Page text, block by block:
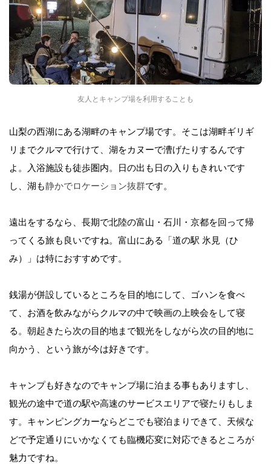
友人とキャンプ場を利用することも
山梨の西湖にある湖畔のキャンプ場です。そこは湖畔ギリギ
リまでクルマで行けて、湖をカヌーで漕げたりするんです
よ。入浴施設も徒歩圏内。日の出も日の入りもきれいです
し、湖も静かでロケーション抜群です。
遠出をするなら、長期で北陸の富山・石川・京都を回って帰
ってくる旅も良いですね。富山にある「道の駅 氷見（ひ
み）」は特におすすめです。
銭湯が併設しているところを目的地にして、ゴハンを食べ
て、お酒を飲みながらクルマの中で映画の上映会をして寝
る。朝起きたら次の目的地まで観光をしながら次の目的地に
向かう、という旅が今は好きです。
キャンプも好きなのでキャンプ場に泊まる事もありますし、
観光の途中で道の駅や高速のサービスエリアで寝たりもしま
す。キャンピングカーならどこでも寝泊まりできて、天候な
どで予定通りにいかなくても臨機応変に対応できるところが
魅力ですね。